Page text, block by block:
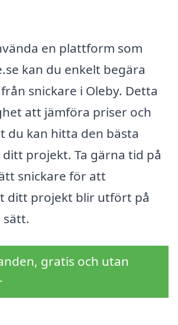
en plattform som
kan du enkelt begära
snickare i Oleby. Detta
att jämföra priser och
du kan hitta den bästa
projekt. Ta gärna tid på
snickare för att
ditt projekt blir utfört på
sätt.
gratis och utan